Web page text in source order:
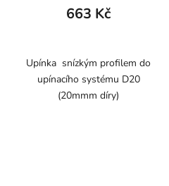
663 Kč
Upínka snízkým profilem do
upínacího systému D20
(20mmm díry)